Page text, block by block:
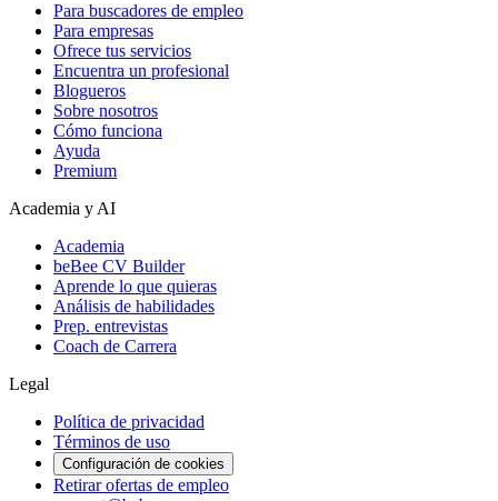
Para buscadores de empleo
Para empresas
Ofrece tus servicios
Encuentra un profesional
Blogueros
Sobre nosotros
Cómo funciona
Ayuda
Premium
Academia y AI
Academia
beBee CV Builder
Aprende lo que quieras
Análisis de habilidades
Prep. entrevistas
Coach de Carrera
Legal
Política de privacidad
Términos de uso
Configuración de cookies
Retirar ofertas de empleo